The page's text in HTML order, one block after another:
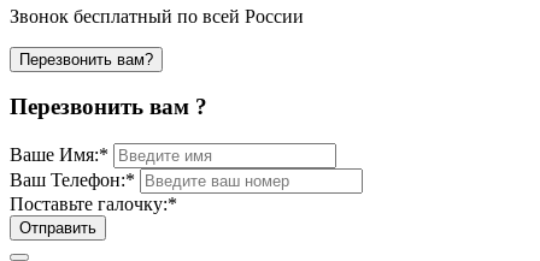
Звонок бесплатный по всей России
Перезвонить вам?
Перезвонить вам ?
Ваше Имя:*
Ваш Телефон:*
Поставьте галочку:*
Отправить